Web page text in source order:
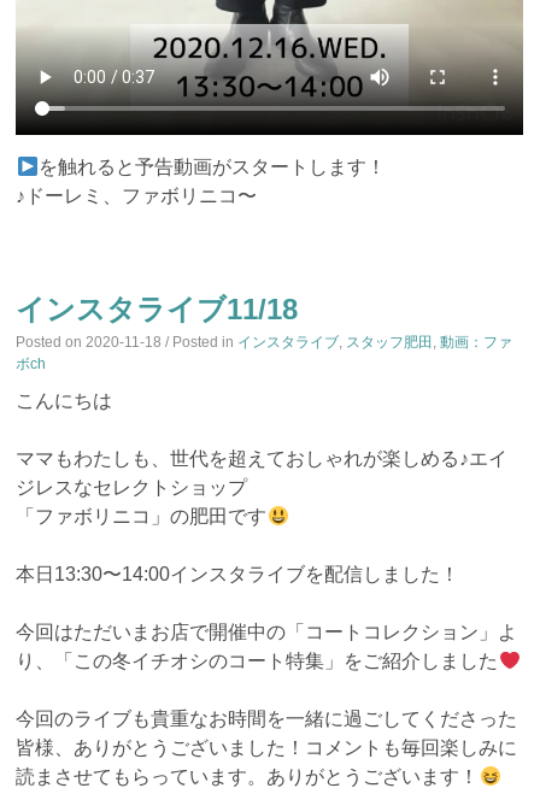
を触れると予告動画がスタートします！
♪ドーレミ、ファボリニコ〜
インスタライブ11/18
Posted on2020-11-18 / Posted in インスタライブ, スタッフ肥田 ,動画：ファ
ボch
こんにちは
ママもわたしも、世代を超えておしゃれが楽しめる♪エイ
ジレスなセレクトショップ
「ファボリニコ」の肥田です
本日13:30〜14:00インスタライブを配信しました！
今回はただいまお店で開催中の「コートコレクション」よ
り、「この冬イチオシのコート特集」をご紹介しました
今回のライブも貴重なお時間を一緒に過ごしてくださった
皆様、ありがとうございました！コメントも毎回楽しみに
読まさせてもらっています。ありがとうございます！